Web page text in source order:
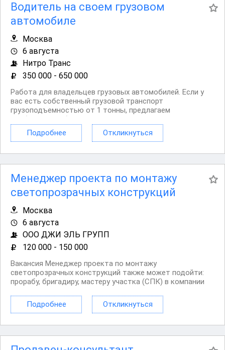
Водитель на своем грузовом
автомобиле
Москва
6 августа
Нитро Транс
350 000 - 650 000
Работа для владельцев грузовых автомобилей. Если у
вас есть собственный грузовой транспорт
грузоподъемностью от 1 тонны, предлагаем
стабильную работу с регулярной оплатой.
Рассматриваем автомобили любых марок и с любым
типом кузова . Основные задачи: Перевозка продукции
Подробнее Откликнуться
Менеджер проекта по монтажу
светопрозрачных конструкций
Москва
6 августа
ООО ДЖИ ЭЛЬ ГРУПП
120 000 - 150 000
Вакансия Менеджер проекта по монтажу
светопрозрачных конструкций также может подойти:
прорабу, бригадиру, мастеру участка (СПК) в компании
групп» специализируется на монтаже и реализации
проектов со стеклопрозрачными конструкциями. Мы
Подробнее Откликнуться